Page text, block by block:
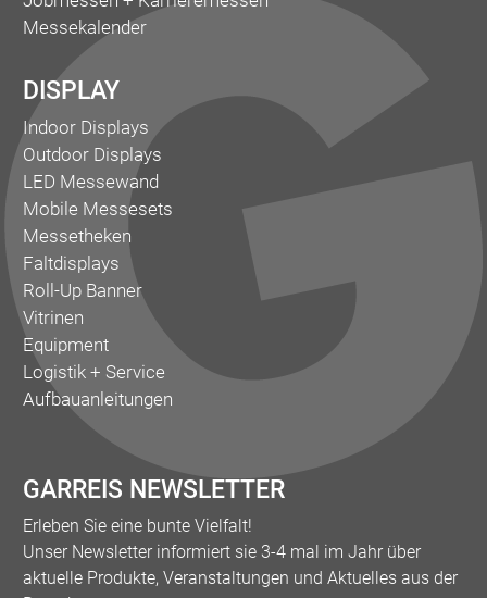
Messekalender
DISPLAY
Indoor Displays
Outdoor Displays
LED Messewand
Mobile Messesets
Messetheken
Faltdisplays
Roll-Up Banner
Vitrinen
Equipment
Logistik + Service
Aufbauanleitungen
GARREIS NEWSLETTER
Erleben Sie eine bunte Vielfalt!
Unser Newsletter informiert sie 3-4 mal im Jahr über
aktuelle Produkte, Veranstaltungen und Aktuelles aus der